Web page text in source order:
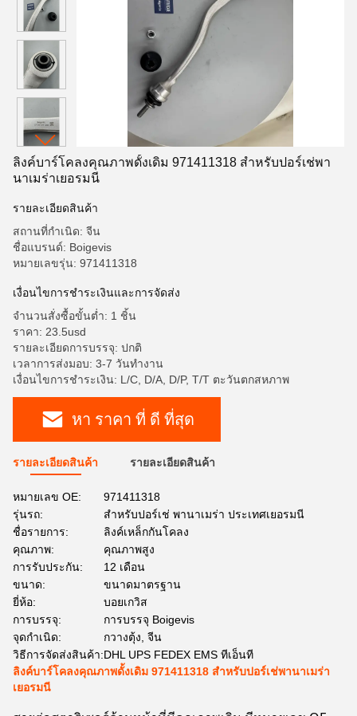
ลิงค์บาร์โคลงคุณภาพดั้งเดิม 971411318 สำหรับปอร์เช่พา
นาเมร่าเยอรมนี
รายละเอียดสินค้า
สถานที่กำเนิด: จีน
ชื่อแบรนด์: Boigevis
หมายเลขรุ่น: 971411318
เงื่อนไขการชำระเงินและการจัดส่ง
จำนวนสั่งซื้อขั้นต่ำ: 1 ชิ้น
ราคา: 23.5usd
รายละเอียดการบรรจุ: ปกติ
เวลาการส่งมอบ: 3-7 วันทำงาน
เงื่อนไขการชำระเงิน: L/C, D/A, D/P, T/T ตะวันตกสหภาพ
หา ราคา ที่ ดี ที่สุด
รายละเอียดสินค้า รายละเอียดสินค้า
หมายเลข OE:
971411318
รุ่นรถ:
สำหรับปอร์เช่ พานาเมร่า ประเทศเยอรมนี
ชื่อรายการ:
ลิงค์เหล็กกันโคลง
คุณภาพ:
คุณภาพสูง
การรับประกัน:
12 เดือน
ขนาด:
ขนาดมาตรฐาน
ยี่ห้อ:
บอยเกวิส
การบรรจุ:
การบรรจุ Boigevis
จุดกำเนิด:
กวางตุ้ง, จีน
วิธีการจัดส่งสินค้า:DHL UPS FEDEX EMS ทีเอ็นที
ลิงค์บาร์โคลงคุณภาพดั้งเดิม 971411318 สำหรับปอร์เช่พานาเมร่า
เยอรมนี